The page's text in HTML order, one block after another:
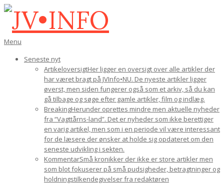
Gå
indhold
JV•INFO
Den
navigations-
Menu
Seneste nyt
ArtikeloversigtHer ligger en oversigt over alle artikler der
har været bragt på JVInfo•NU. De nyeste artikler ligger
øverst, men siden fungerer også som et arkiv, så du kan
gå tilbage og søge efter gamle artikler, film og indlæg.
BreakingHerunder oprettes mindre men aktuelle nyheder
fra “Vagttårns-land”. Det er nyheder som ikke berettiger
en varig artikel, men som i en periode vil være interessant
for de læsere der ønsker at holde sig opdateret om den
seneste udvikling i sekten.
KommentarSmå kronikker der ikke er store artikler men
som blot fokuserer på små pudsigheder, betragtninger og
holdningstilkendegivelser fra redaktøren